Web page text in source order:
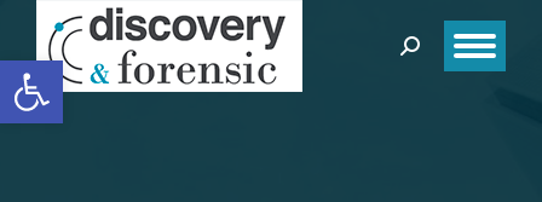
Open toolbar Search: